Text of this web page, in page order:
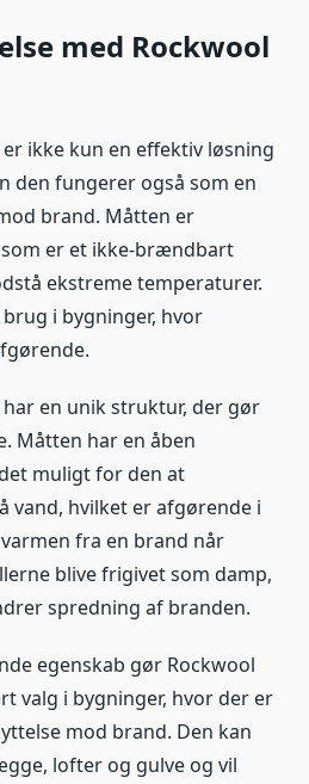
med Rockwool
ikke kun en effektiv løsning
den fungerer også som en
brand. Måtten er
er et ikke-brændbart
ekstreme temperaturer.
i bygninger, hvor
en unik struktur, der gør
Måtten har en åben
muligt for den at
vand, hvilket er afgørende i
fra en brand når
blive frigivet som damp,
spredning af branden.
egenskab gør Rockwool
valg i bygninger, hvor der er
mod brand. Den kan
lofter og gulve og vil